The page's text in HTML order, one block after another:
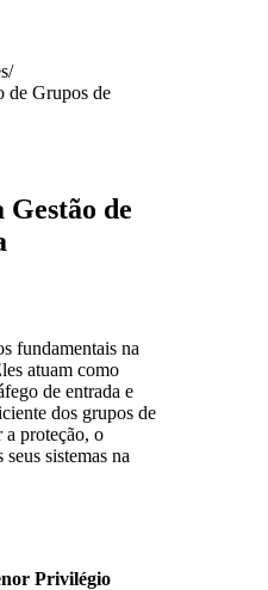
/
de Grupos de
de
fundamentais na
atuam como
de entrada e
dos grupos de
a proteção, o
sistemas na
Privilégio